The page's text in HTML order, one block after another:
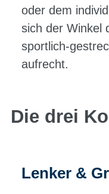
oder dem
sich der Winkel
sportlich-
aufrecht.
Die drei
Lenker &